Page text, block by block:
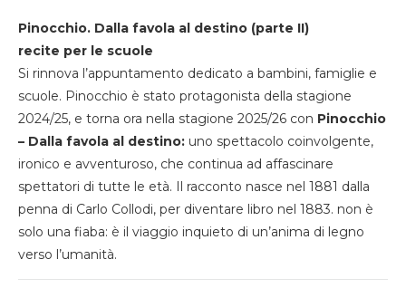
Pinocchio. Dalla favola al destino (parte II)
recite per le scuole
Si rinnova l’appuntamento dedicato a bambini, famiglie e
scuole. Pinocchio è stato protagonista della stagione
2024/25, e torna ora nella stagione 2025/26 con Pinocchio
– Dalla favola al destino: uno spettacolo coinvolgente,
ironico e avventuroso, che continua ad affascinare
spettatori di tutte le età. Il racconto nasce nel 1881 dalla
penna di Carlo Collodi, per diventare libro nel 1883. non è
solo una fiaba: è il viaggio inquieto di un’anima di legno
verso l’umanità.